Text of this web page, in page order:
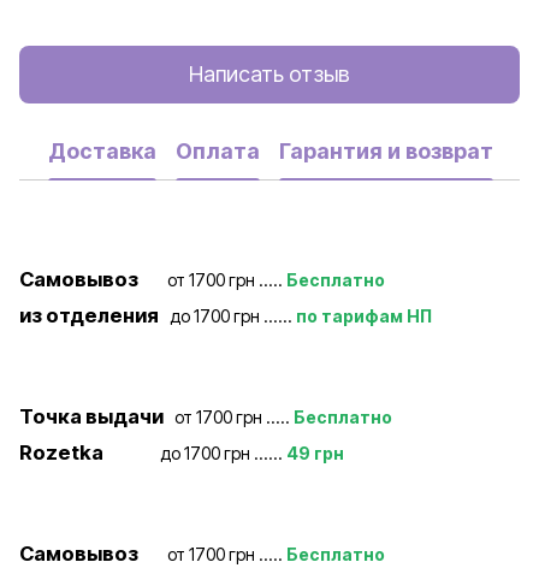
Написать отзыв
Доставка Оплата Гарантия и возврат
Самовывоз от 1700 грн ..... Бесплатно
из отделения до 1700 грн ...... по тарифам НП
Точка выдачи от 1700 грн ..... Бесплатно
Rozetkaдо 1700 грн ...... 49 грн
Самовывоз от 1700 грн ..... Бесплатно